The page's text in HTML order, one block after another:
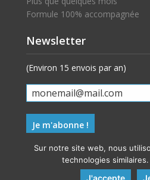
Formule 100% accompagnée
Newsletter
(Environ 15 envois par an)
© 2026 LeaseTransfer- Tous
Sur notre site web, nous
technologies similaires.
J'accepte